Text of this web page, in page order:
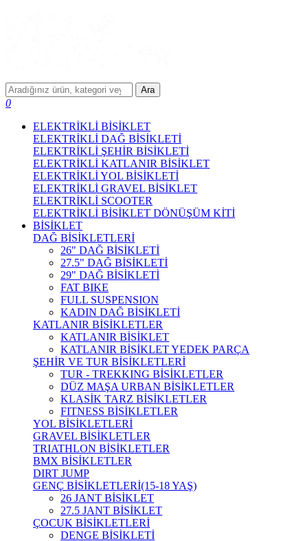
Ara
0
ELEKTRİKLİ BİSİKLET
ELEKTRİKLİ DAĞ BİSİKLETİ
ELEKTRİKLİ ŞEHİR BİSİKLETİ
ELEKTRİKLİ KATLANIR BİSİKLET
ELEKTRİKLİ YOL BİSİKLETİ
ELEKTRİKLİ GRAVEL BİSİKLET
ELEKTRİKLİ SCOOTER
ELEKTRİKLİ BİSİKLET DÖNÜŞÜM KİTİ
BİSİKLET
DAĞ BİSİKLETLERİ
26" DAĞ BİSİKLETİ
27.5" DAĞ BİSİKLETİ
29" DAĞ BİSİKLETİ
FAT BIKE
FULL SUSPENSION
KADIN DAĞ BİSİKLETİ
KATLANIR BİSİKLETLER
KATLANIR BİSİKLET
KATLANIR BİSİKLET YEDEK PARÇA
ŞEHİR VE TUR BİSİKLETLERİ
TUR - TREKKING BİSİKLETLER
DÜZ MAŞA URBAN BİSİKLETLER
KLASİK TARZ BİSİKLETLER
FITNESS BİSİKLETLER
YOL BİSİKLETLERİ
GRAVEL BİSİKLETLER
TRIATHLON BİSİKLETLER
BMX BİSİKLETLER
DIRT JUMP
GENÇ BİSİKLETLERİ(15-18 YAŞ)
26 JANT BİSİKLET
27.5 JANT BİSİKLET
ÇOCUK BİSİKLETLERİ
DENGE BİSİKLETİ